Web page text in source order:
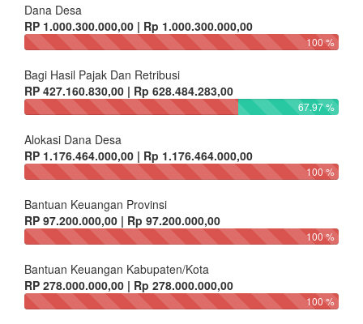
Dana Desa
RP 1.000.300.000,00 | Rp 1.000.300.000,00
100 %
Bagi Hasil Pajak Dan Retribusi
RP 427.160.830,00 | Rp 628.484.283,00
67.97 %
Alokasi Dana Desa
RP 1.176.464.000,00 | Rp 1.176.464.000,00
100 %
Bantuan Keuangan Provinsi
RP 97.200.000,00 | Rp 97.200.000,00
100 %
Bantuan Keuangan Kabupaten/Kota
RP 278.000.000,00 | Rp 278.000.000,00
100 %